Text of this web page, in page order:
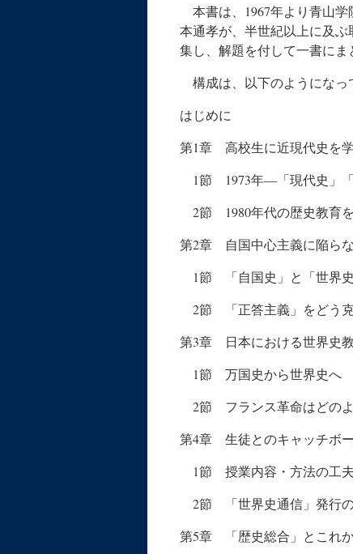
本書は、1967年より青山
本通孝が、半世紀以上に及
集し、解題を付して一書にま
構成は、以下のようになっ
はじめに
第1章 高校生に近現代史を
1節 1973年―「現代史」
2節 1980年代の歴史教育
第2章 自国中心主義に陥ら
1節 「自国史」と「世界史
2節 「正答主義」をどう
第3章 日本における世界史
1節 万国史から世界史へ
2節 フランス革命はどの
第4章 生徒とのキャッチボ
1節 授業内容・方法の工
2節 「世界史通信」発行
第5章 「歴史総合」とこれ